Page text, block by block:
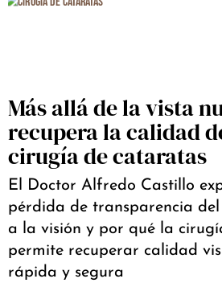
Más allá de la vista
recupera la calidad
cirugía de cataratas
El Doctor Alfredo Castillo
pérdida de transparencia
a la visión y por qué la
permite recuperar calidad
rápida y segura